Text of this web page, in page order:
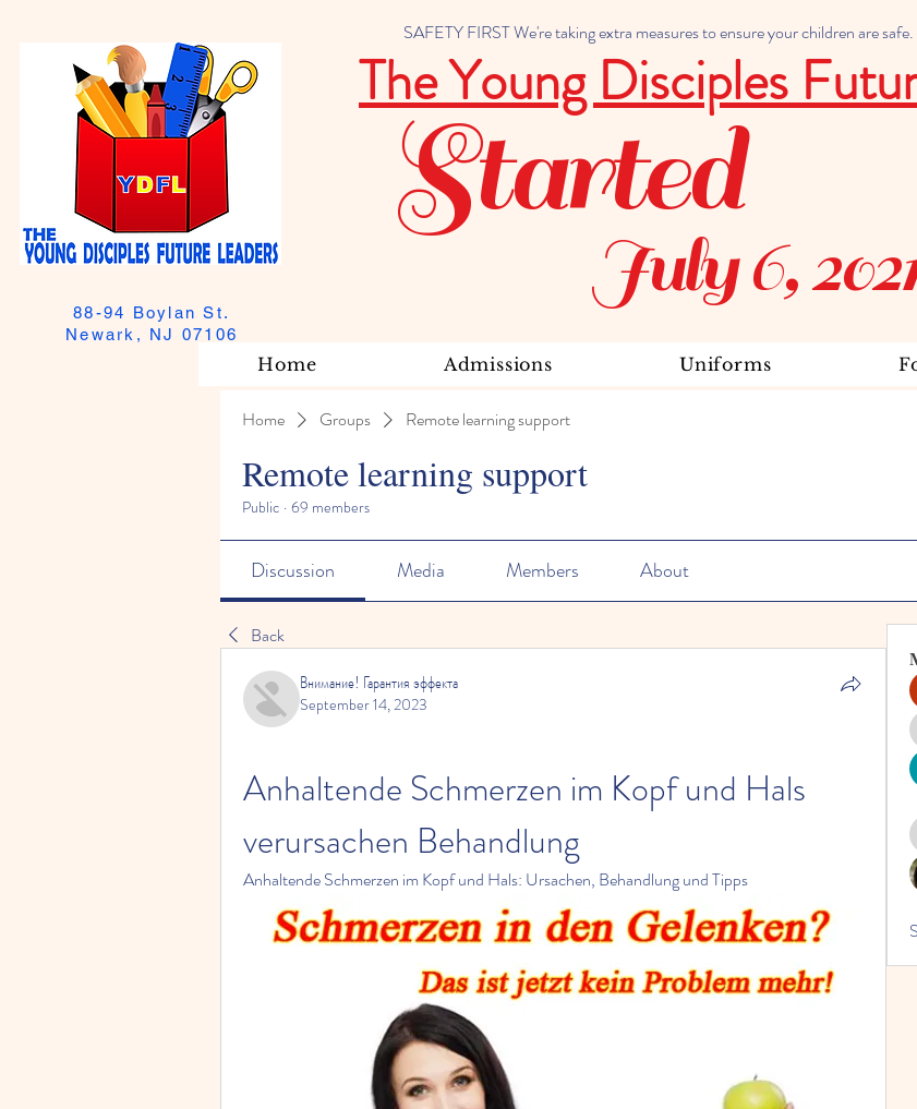
SAFETY FIRST We're taking extra measures to ensure your children are safe.
88-94 Boylan St.
Newark, NJ 07106
The Young Disciples
July 6,
Started
Home Admissions Uniforms
Home Groups Remote learning support
Remote learning support
Public · 69 members
Discussion Media Members About
Back
Внимание! Гарантия эффекта
September 14, 2023
Anhaltende Schmerzen im Kopf und Hals
verursachen Behandlung
Anhaltende Schmerzen im Kopf und Hals: Ursachen, Behandlung und Tipps